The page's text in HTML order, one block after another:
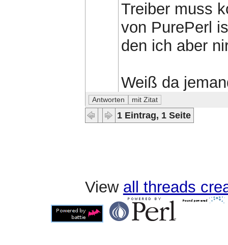
Treiber muss
von PurePerl
den ich aber
Weiß da
1 Eintrag, 1 Seite
View all threads